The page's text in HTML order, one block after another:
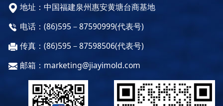
地址：中国福建泉州惠安黄塘台商基地
电话：(86)595－87590999(代表号)
传真：(86)595－87598506(代表号)
邮箱：marketing@jiayimold.com